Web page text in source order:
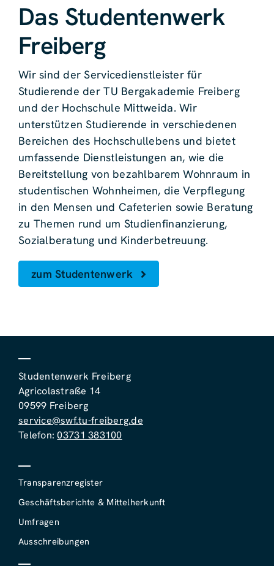
Das Studentenwerk
Freiberg
Wir sind der Servicedienstleister für
Studierende der TU Bergakademie Freiberg
und der Hochschule Mittweida. Wir
unterstützen Studierende in verschiedenen
Bereichen des Hochschullebens und bietet
umfassende Dienstleistungen an, wie die
Bereitstellung von bezahlbarem Wohnraum in
studentischen Wohnheimen, die Verpflegung
in den Mensen und Cafeterien sowie Beratung
zu Themen rund um Studienfinanzierung,
Sozialberatung und Kinderbetreuung.
zum Studentenwerk
Studentenwerk Freiberg
Agricolastraße 14
09599 Freiberg
service@swf.tu-freiberg.de
Telefon:03731 383100
Transparenzregister
Geschäftsberichte & Mittelherkunft
Umfragen
Ausschreibungen